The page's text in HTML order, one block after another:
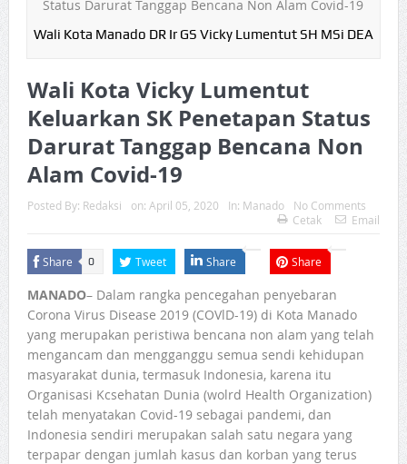
Wali Kota Manado DR Ir GS Vicky Lumentut SH MSi DEA
Wali Kota Vicky Lumentut
Keluarkan SK Penetapan Status
Darurat Tanggap Bencana Non
Alam Covid-19
Posted By: Redaksi on: April 05, 2020 In: Manado
No Comments
Cetak
Email
Share 0 Tweet Share Share
MANADO– Dalam rangka pencegahan penyebaran
Corona Virus Disease 2019 (COVlD-19) di Kota Manado
yang merupakan peristiwa bencana non alam yang telah
mengancam dan mengganggu semua sendi kehidupan
masyarakat dunia, termasuk Indonesia, karena itu
Organisasi Kcsehatan Dunia (wolrd Health Organization)
telah menyatakan Covid-19 sebagai pandemi, dan
Indonesia sendiri merupakan salah satu negara yang
terpapar dengan jumlah kasus dan korban yang terus